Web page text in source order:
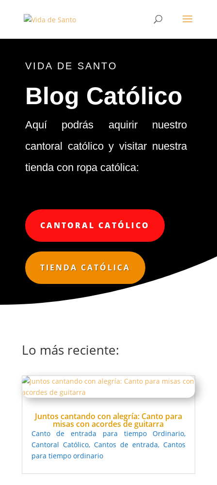
VIDA DE SANTO
Blog Católico
Aquí podrás aquirir nuestro
cantoral católico y visitar nuestra
tienda con ropa católica:
CANTORAL CATÓLICO
TIENDA CATÓLICA
Lo más reciente:
Juntos cantando con alegría: Canto para
misas con acordes de guitarra
Canto de entrada para tiempo Ordinario,
Cantoral Católico, Cantos de entrada,Cantos
para tiempo ordinario